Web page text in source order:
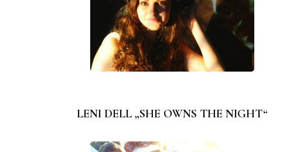
LENI DELL „SHE OWNS THE NIGHT“